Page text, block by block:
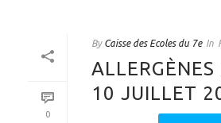
0
By Caisse des Ecoles du 7e In
10 JUILLET